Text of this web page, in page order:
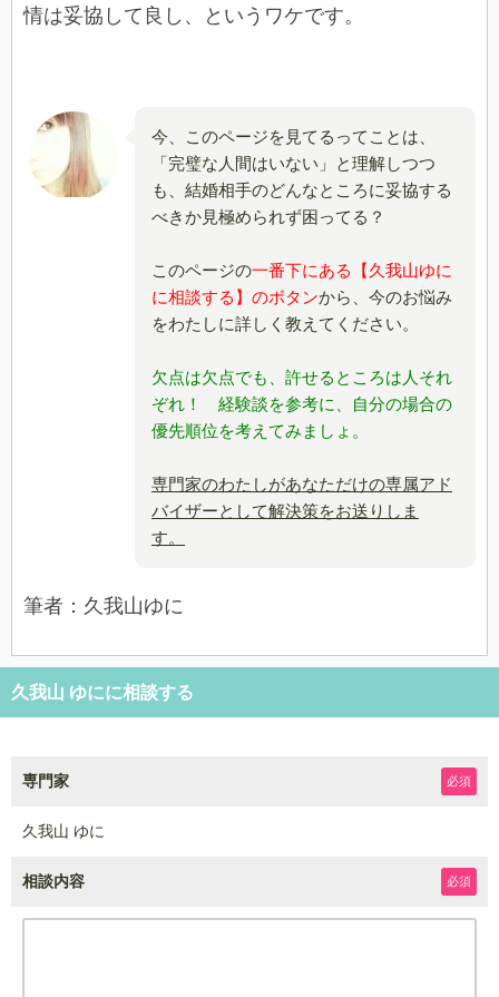
情は妥協して良し、というワケです。
今、このページを見てるってことは、
「完璧な人間はいない」と理解しつつ
も、結婚相手のどんなところに妥協する
べきか見極められず困ってる？
このページの一番下にある【久我山ゆに
に相談する】のボタンから、今のお悩み
をわたしに詳しく教えてください。
欠点は欠点でも、許せるところは人それ
ぞれ！ 経験談を参考に、自分の場合の
優先順位を考えてみましょ。
専門家のわたしがあなただけの専属アド
バイザーとして解決策をお送りしま
す。
筆者：久我山ゆに
久我山 ゆにに相談する
専門家 必須
久我山 ゆに
相談内容 必須